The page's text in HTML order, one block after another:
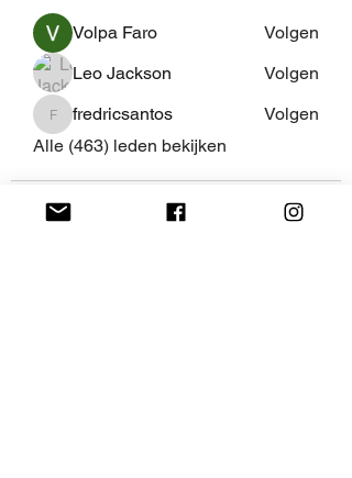
Volpa Faro
Volgen
Leo Jackson
Volgen
fredricsantos
fredricsantos
Volgen
Alle (463) leden bekijken